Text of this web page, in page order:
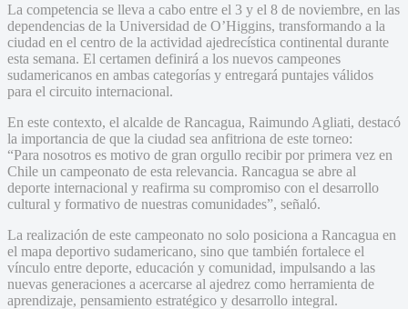
La competencia se lleva a cabo entre el 3 y el 8 de noviembre, en las
dependencias de la Universidad de O’Higgins, transformando a la
ciudad en el centro de la actividad ajedrecística continental durante
esta semana. El certamen definirá a los nuevos campeones
sudamericanos en ambas categorías y entregará puntajes válidos
para el circuito internacional.
En este contexto, el alcalde de Rancagua, Raimundo Agliati, destacó
la importancia de que la ciudad sea anfitriona de este torneo:
“Para nosotros es motivo de gran orgullo recibir por primera vez en
Chile un campeonato de esta relevancia. Rancagua se abre al
deporte internacional y reafirma su compromiso con el desarrollo
cultural y formativo de nuestras comunidades”, señaló.
La realización de este campeonato no solo posiciona a Rancagua en
el mapa deportivo sudamericano, sino que también fortalece el
vínculo entre deporte, educación y comunidad, impulsando a las
nuevas generaciones a acercarse al ajedrez como herramienta de
aprendizaje, pensamiento estratégico y desarrollo integral.